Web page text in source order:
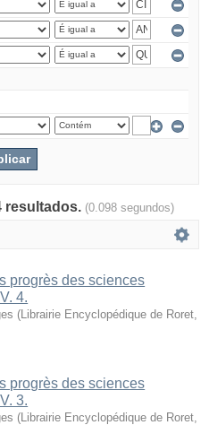
resultados. (0.098 segundos)
progrès des sciences
4.
( Librairie Encyclopédique de Roret
progrès des sciences
3.
( Librairie Encyclopédique de Roret